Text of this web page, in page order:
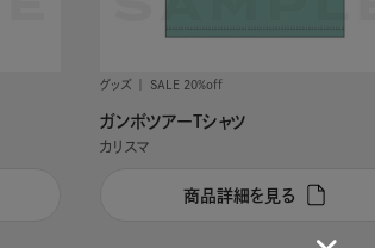
グッズ SALE 20%off
ガンボツアーTシャツ
カリスマ
商品詳細を見る